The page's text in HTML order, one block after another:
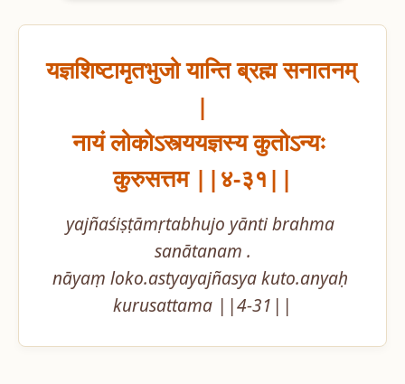
यज्ञशिष्टामृतभुजो यान्ति ब्रह्म सनातनम्
|
नायं लोकोऽस्त्ययज्ञस्य कुतोऽन्यः
कुरुसत्तम ||४-३१||
yajñaśiṣṭāmṛtabhujo yānti brahma
sanātanam .
nāyaṃ loko.astyayajñasya kuto.anyaḥ
kurusattama ||4-31||